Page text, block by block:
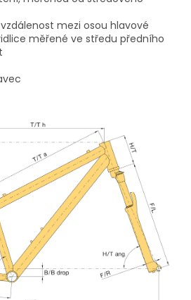
mezi osou hlavové
měřené ve středu předního